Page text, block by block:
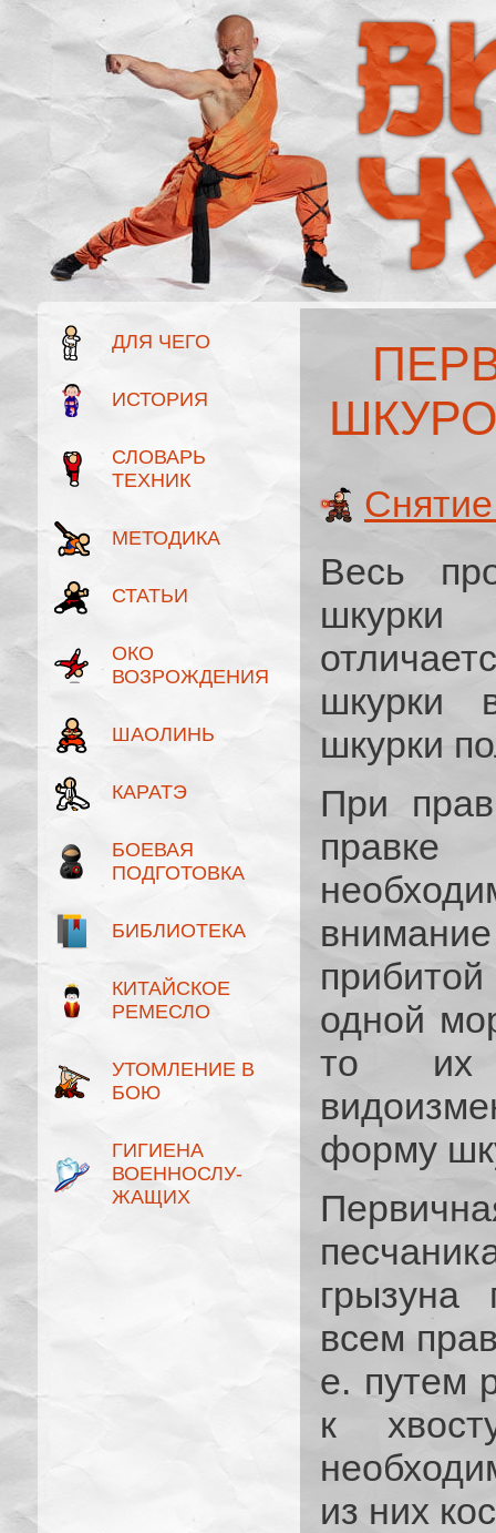
ДЛЯ ЧЕГО
ИСТОРИЯ
СЛОВАРЬ
ТЕХНИК
МЕТОДИКА
СТАТЬИ
ОКО
ВОЗРОЖДЕНИЯ
ШАОЛИНЬ
КАРАТЭ
БОЕВАЯ
ПОДГОТОВКА
БИБЛИОТЕКА
КИТАЙСКОЕ
РЕМЕСЛО
УТОМЛЕНИЕ В
БОЮ
ГИГИЕНА
ВОЕННОСЛУ­
ЖАЩИХ
Весь
шкурки
шкурки
При
правке
одной
то их
форму
грызуна
всем
е. путем
к
из них